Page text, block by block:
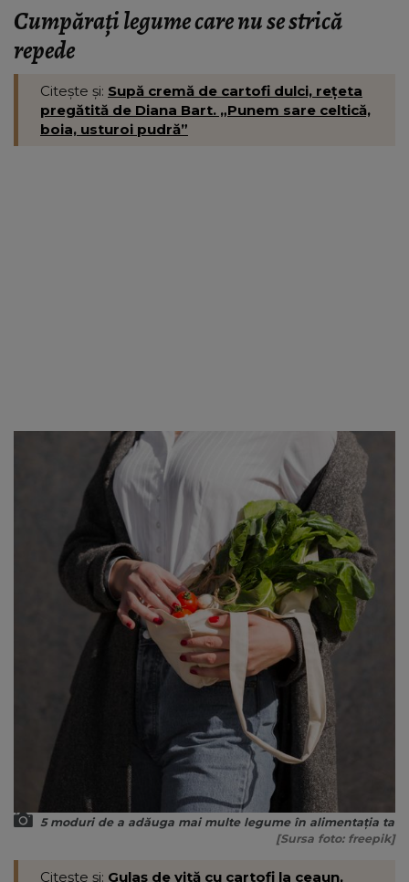
Cumpărați legume care nu se strică
repede
Citește și: Supă cremă de cartofi dulci, rețeta
pregătită de Diana Bart. „Punem sare celtică,
boia, usturoi pudră”
5 moduri de a adăuga mai multe legume în alimentația ta
[Sursa foto: freepik]
Citește și: Gulaș de vită cu cartofi la ceaun,